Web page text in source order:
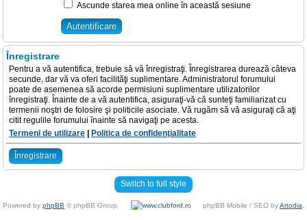
Ascunde starea mea online în această sesiune
Înregistrare
Pentru a vă autentifica, trebuie să vă înregistraţi. Înregistrarea durează câteva
secunde, dar vă va oferi facilităţi suplimentare. Administratorul forumului
poate de asemenea să acorde permisiuni suplimentare utilizatorilor
înregistraţi. Înainte de a vă autentifica, asiguraţi-vă că sunteţi familiarizat cu
termenii noştri de folosire şi politicile asociate. Vă rugăm să vă asiguraţi că aţi
citit regulile forumului înainte să navigaţi pe acesta.
Termeni de utilizare
Politica de confidenţialitate
Înregistrare
Switch to full style
Powered by phpBB © phpBB Group. phpBB Mobile / SEO byArtodia